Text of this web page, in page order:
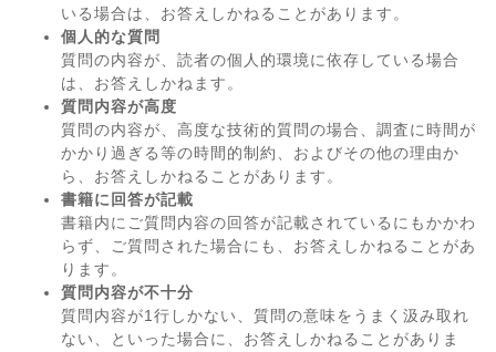
いる場合は、お答えしかねることがあります。
個人的な質問
質問の内容が、読者の個人的環境に依存している場合
は、お答えしかねます。
質問内容が高度
質問の内容が、高度な技術的質問の場合、調査に時間が
かかり過ぎる等の時間的制約、およびその他の理由か
ら、お答えしかねることがあります。
書籍に回答が記載
書籍内にご質問内容の回答が記載されているにもかかわ
らず、ご質問された場合にも、お答えしかねることがあ
ります。
質問内容が不十分
質問内容が1行しかない、質問の意味をうまく汲み取れ
ない、といった場合に、お答えしかねることがありま